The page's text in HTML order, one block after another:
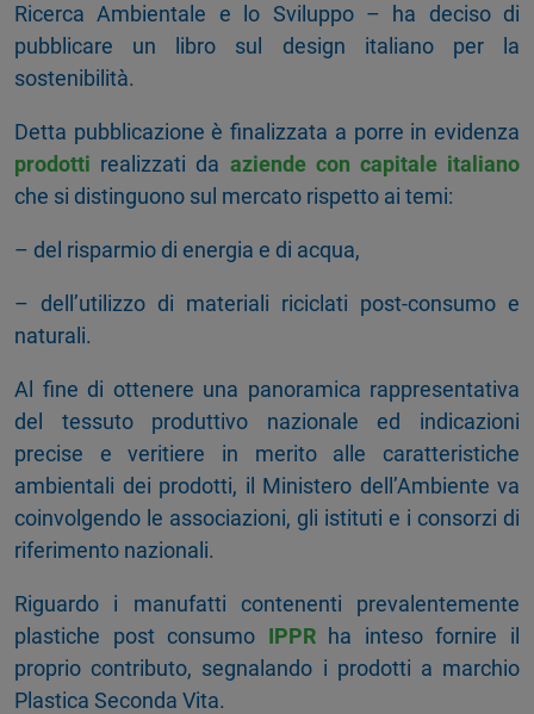
Ricerca Ambientale e lo Sviluppo – ha deciso di
pubblicare un libro sul design italiano per la
sostenibilità.
Detta pubblicazione è finalizzata a porre in evidenza
prodotti realizzati da aziende con capitale italiano
che si distinguono sul mercato rispetto ai temi:
– del risparmio di energia e di acqua,
– dell’utilizzo di materiali riciclati post-consumo e
naturali.
Al fine di ottenere una panoramica rappresentativa
del tessuto produttivo nazionale ed indicazioni
precise e veritiere in merito alle caratteristiche
ambientali dei prodotti, il Ministero dell’Ambiente va
coinvolgendo le associazioni, gli istituti e i consorzi di
riferimento nazionali.
Riguardo i manufatti contenenti prevalentemente
plastiche post consumo IPPR
ha inteso fornire il
proprio contributo, segnalando i prodotti a marchio
Plastica Seconda Vita.